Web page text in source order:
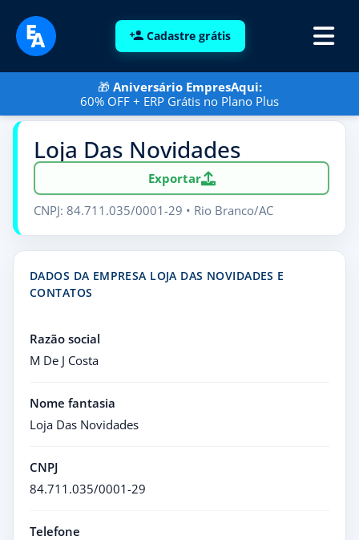
Cadastre grátis
🎁 Aniversário EmpresAqui:
60% OFF + ERP Grátis no Plano Plus
Loja Das Novidades
Exportar
CNPJ: 84.711.035/0001-29 • Rio Branco/AC
DADOS DA EMPRESA LOJA DAS NOVIDADES E
CONTATOS
Razão social
M De J Costa
Nome fantasia
Loja Das Novidades
CNPJ
84.711.035/0001-29
Telefone